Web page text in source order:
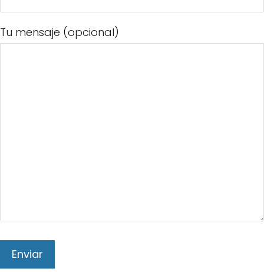
Tu mensaje (opcional)